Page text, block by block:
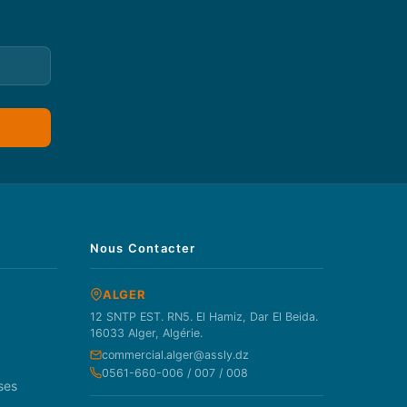
Nous Contacter
ALGER
12 SNTP EST. RN5. El Hamiz, Dar El Beida.
16033 Alger, Algérie.
commercial.alger@assly.dz
0561-660-006 / 007 / 008